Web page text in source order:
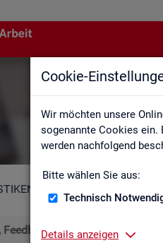
Cookie-
Wir möchten unsere
sogenannte Cookies ein.
werden nachfolgend
Bitte wählen Sie aus:
Technisch
Details anzeigen
Feedback und Kritik